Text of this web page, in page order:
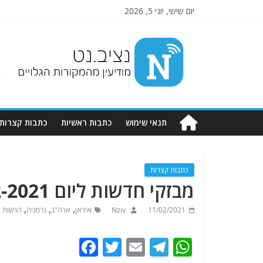
יום שישי, יוני 5, 2026
Nziv.net
מודיעין
מהמקורות
תנאי שימוש כתבות ראשיות כתבות קצרות
כתבות קצרות
מבזקי חדשות ליום 11-2-2021 . מתעדכן
11/02/2021
Nziv איראן, ארה"ב, גרמניה, הרשות
W
T
E
T